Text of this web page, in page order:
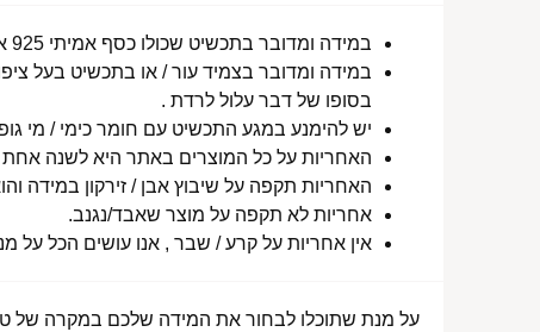
במידה ומדובר בתכשיט שכולו כסף אמיתי 925 או סטיינלס סטיל ללא ציפוי, התכשיט עמיד למים לטווח ארוך ביותר מעל שנה !
במידה ומדובר בצמיד עור / או בתכשיט בעל
בסופו של דבר עלול לרדת .
יש להימנע במגע התכשיט עם חומר כימי / מי
האחריות על כל המוצרים באתר היא לשנה אחת
האחריות תקפה על שיבוץ אבן / זירקון במידה
אחריות לא תקפה על מוצר שאבד/נגנב.
אין אחריות על קרע / שבר , אנו עושים הכל על
על מנת שתוכלו לבחור את המידה שלכם במקרה של